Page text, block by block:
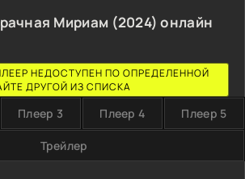
Мириам (2024) онлайн
НЕДОСТУПЕН ПО ОПРЕДЕЛЕННОЙ
ДРУГОЙ ИЗ СПИСКА
Плеер 3 Плеер 4 Плеер 5
Трейлер